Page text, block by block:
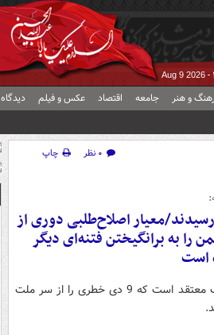
Aug 9 2026
و هنر جامعه اقتصاد عکس و فیلم دیدگاه
۰ نظر
چاپ
معیار اصلاح‌طلبی دوری از
به برانگیختن فتنه‌ای دیگر
است
یک کارشناس مسائل استراتژیک معتقد است که 9 دی خطری را از سر ملت